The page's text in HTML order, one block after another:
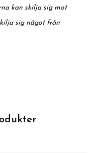
kan skilja sig mot
sig något från